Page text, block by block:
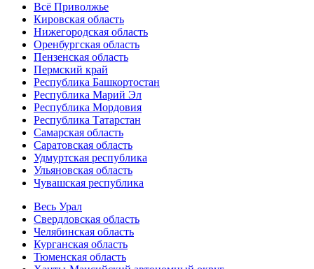
Всё Приволжье
Кировская область
Нижегородская область
Оренбургская область
Пензенская область
Пермский край
Республика Башкортостан
Республика Марий Эл
Республика Мордовия
Республика Татарстан
Самарская область
Саратовская область
Удмуртская республика
Ульяновская область
Чувашская республика
Весь Урал
Свердловская область
Челябинская область
Курганская область
Тюменская область